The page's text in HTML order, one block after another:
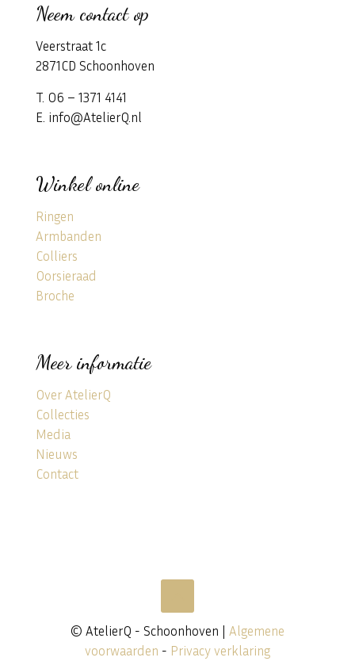
Neem contact op
Veerstraat 1c
2871CD Schoonhoven
T. 06 – 1371 4141
E. info@AtelierQ.nl
Winkel online
Ringen
Armbanden
Colliers
Oorsieraad
Broche
Meer informatie
Over AtelierQ
Collecties
Media
Nieuws
Contact
© AtelierQ - Schoonhoven | Algemene
voorwaarden - Privacy verklaring